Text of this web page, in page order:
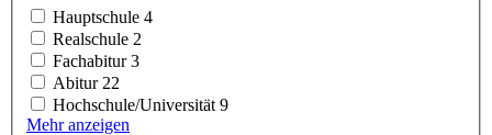
Hauptschule 4
Realschule 2
Fachabitur3
Abitur 22
Hochschule/Universität 9
Mehr anzeigen